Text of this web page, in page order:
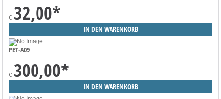
€ 32,00*
PET-A09
€ 300,00*